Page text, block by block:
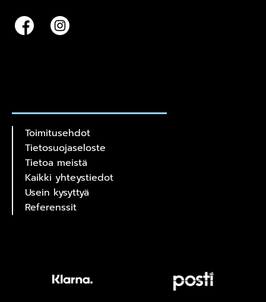
Toimitusehdot
Tietosuojaseloste
Tietoa meistä
Kaikki yhteystiedot
Usein kysyttyä
Referenssit